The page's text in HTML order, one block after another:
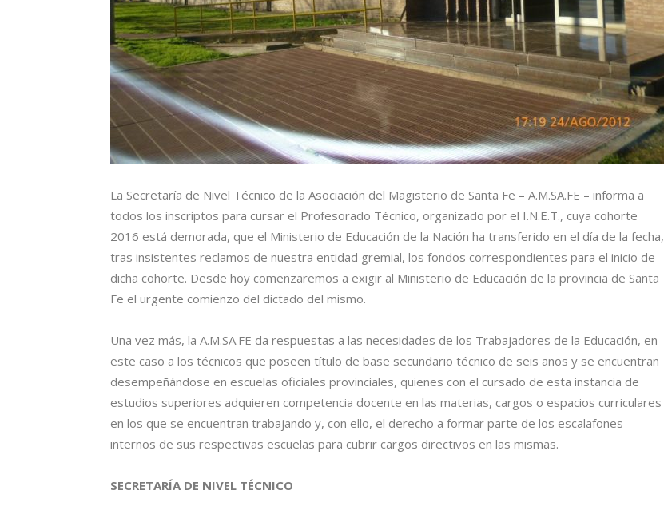
La Secretaría de Nivel Técnico de la Asociación del Magisterio de Santa Fe – A.M.SA.FE – informa a
todos los inscriptos para cursar el Profesorado Técnico, organizado por el I.N.E.T., cuya cohorte
2016 está demorada, que el Ministerio de Educación de la Nación ha transferido en el día de la fecha,
tras insistentes reclamos de nuestra entidad gremial, los fondos correspondientes para el inicio de
dicha cohorte. Desde hoy comenzaremos a exigir al Ministerio de Educación de la provincia de Santa
Fe el urgente comienzo del dictado del mismo.
Una vez más, la A.M.SA.FE da respuestas a las necesidades de los Trabajadores de la Educación, en
este caso a los técnicos que poseen título de base secundario técnico de seis años y se encuentran
desempeñándose en escuelas oficiales provinciales, quienes con el cursado de esta instancia de
estudios superiores adquieren competencia docente en las materias, cargos o espacios curriculares
en los que se encuentran trabajando y, con ello, el derecho a formar parte de los escalafones
internos de sus respectivas escuelas para cubrir cargos directivos en las mismas.
SECRETARÍA DE NIVEL TÉCNICO